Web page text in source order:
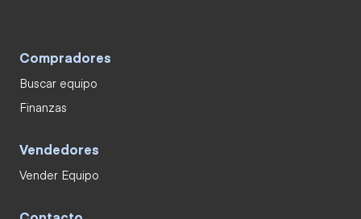
Compradores
Buscar equipo
Finanzas
Vendedores
Vender Equipo